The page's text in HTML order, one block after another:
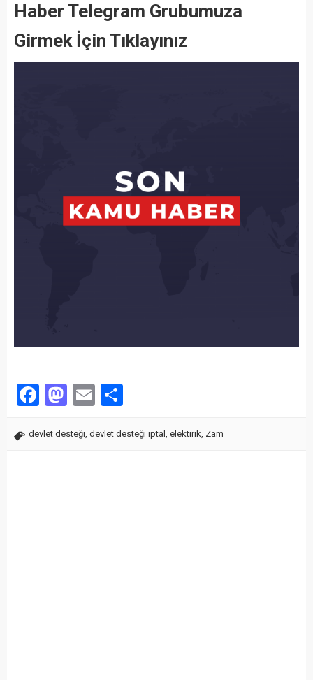
Haber Telegram Grubumuza
Girmek İçin Tıklayınız
Facebook
Mastodon
Email
devlet desteği, devlet desteği iptal , elektirik, Zam